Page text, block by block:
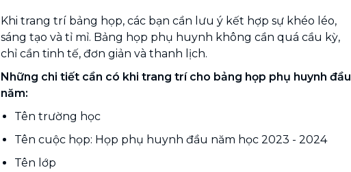
Khi trang trí bảng họp, các bạn cần lưu ý kết hợp sự khéo léo,
sáng tạo và tỉ mỉ. Bảng họp phụ huynh không cần quá cầu kỳ,
chỉ cần tinh tế, đơn giản và thanh lịch.
Những chi tiết cần có khi trang trí cho bảng họp phụ huynh đầu
năm:
Tên trường học
Tên cuộc họp: Họp phụ huynh đầu năm học 2023 - 2024
Tên lớp